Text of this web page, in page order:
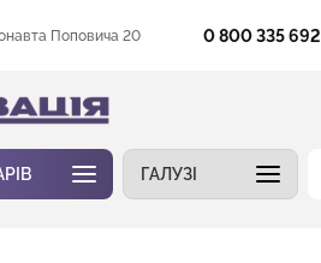
Поповича 20 0 800 335 692
ГАЛУЗІ